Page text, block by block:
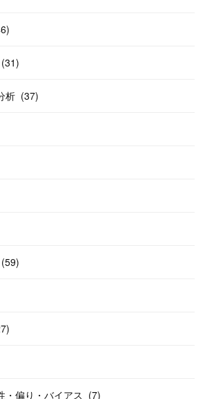
)
(31)
析 (37)
(59)
)
・偏り・バイアス (7)